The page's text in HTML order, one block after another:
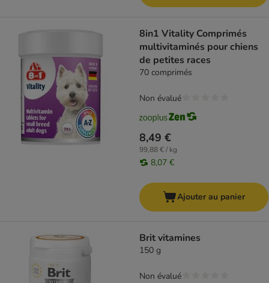
8in1 Vitality Comprimés
multivitaminés pour chiens
de petites races
70 comprimés
8,49 €
99,88 € / kg
8,07 €
Non évalué
Ajouter au panier
Brit vitamines
150 g
Non évalué